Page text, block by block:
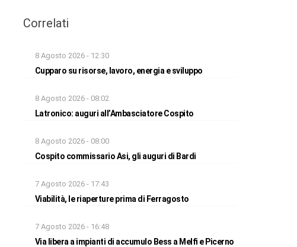
Correlati
8 Agosto 2026 - 12:30
Cupparo su risorse, lavoro, energia e sviluppo
8 Agosto 2026 - 08:02
Latronico: auguri all’Ambasciatore Cospito
8 Agosto 2026 - 08:00
Cospito commissario Asi, gli auguri di Bardi
7 Agosto 2026 - 17:43
Viabilità, le riaperture prima di Ferragosto
7 Agosto 2026 - 16:48
Via libera a impianti di accumulo Bess a Melfi e Picerno